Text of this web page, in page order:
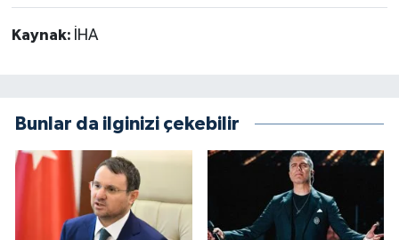
Kaynak: İHA
Bunlar da ilginizi çekebilir